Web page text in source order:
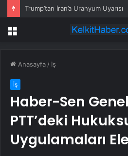
Trump’tan İran’a Uranyum Uyarısı
Menü
Anasayfa / İş
İş
Haber-Sen
PTT’deki
Uygulamaları